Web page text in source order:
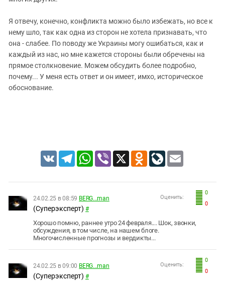
Я отвечу, конечно, конфликта можно было избежать, но все к
нему шло, так как одна из сторон не хотела признавать, что
она - слабее. По поводу же Украины могу ошибаться, как и
каждый из нас, но мне кажется стороны были обречены на
прямое столкновение. Можем обсудить более подробно,
почему... У меня есть ответ и он имеет, имхо, историческое
обоснование.
VK TelegramWhatsApp
Viber X Odnoklassniki
LiveJournal
Email
0
0
Оценить:
24.02.25 в 08:59 BERG...man
(Суперэксперт) #
Хорошо помню, раннее утро 24 февраля.... Шок, звонки,
обсуждения, в том числе, на нашем блоге.
Многочисленные прогнозы и вердикты...
0
0
Оценить:
24.02.25 в 09:00 BERG...man
(Суперэксперт) #